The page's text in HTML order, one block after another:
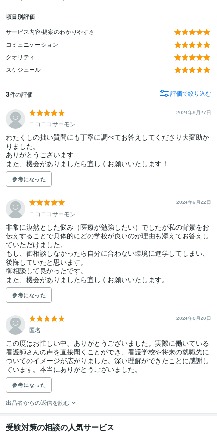
項目別評価
サービス内容/提案のわかりやすさ
コミュニケーション
クオリティ
スケジュール
3件の評価 評価で絞り込む
2024年9月27日
ニコニコサーモン
わたくしの拙い質問にも丁寧に調べてお答えしてくださり大変助か
りました。
ありがとうございます！
また、機会がありましたら宜しくお願いいたします！
参考になった
2024年9月22日
ニコニコサーモン
非常に漠然とした悩み（医療が勉強したい）でしたが私の背景をお
伝えすることで具体的にどの学校が良いのか理由も添えてお答えし
ていただけました。
もし、御相談しなかったら自分に合わない環境に進学してしまい、
後悔していたと思います。
御相談して良かったです。
また、機会がありましたら宜しくお願いいたします。
参考になった
2024年6月20日
匿名
この度はお忙しい中、ありがとうございました。実際に働いている
看護師さんの声を直接聞くことができ、看護学校や将来の就職先に
ついてのイメージが広がりました。深い理解ができたことに感謝し
ています。本当にありがとうございました。
参考になった
出品者からの返信を読む
受験対策の相談の人気サービス